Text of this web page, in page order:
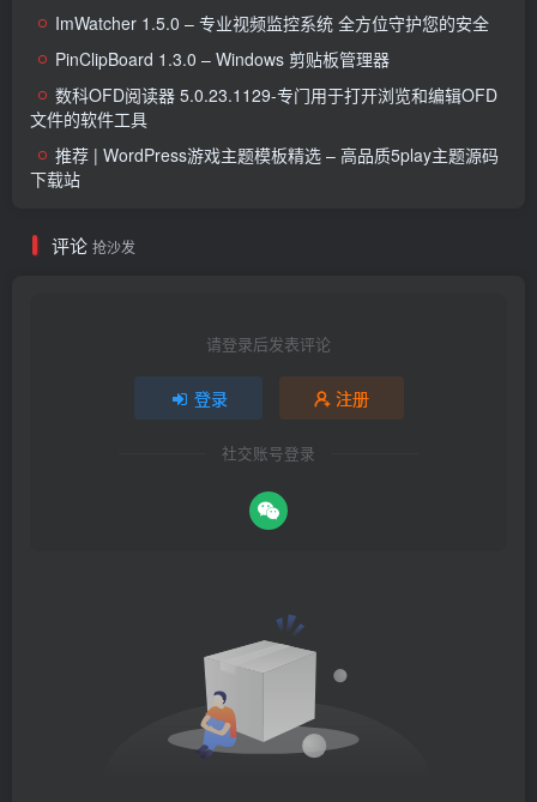
ImWatcher 1.5.0 – 专业视频监控系统 全方位守护您的安全
PinClipBoard 1.3.0 – Windows 剪贴板管理器
数科OFD阅读器 5.0.23.1129-专门用于打开浏览和编辑OFD
文件的软件工具
推荐 | WordPress游戏主题模板精选 – 高品质5play主题源码
下载站
评论 抢沙发
请登录后发表评论
登录 注册
社交账号登录